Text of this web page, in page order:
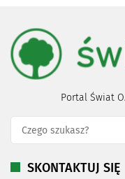
Portal Świat
SKONTAKTUJ SIĘ